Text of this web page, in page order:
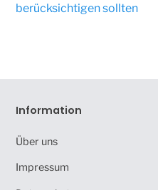
berücksichtigen sollten
Information
Über uns
Impressum